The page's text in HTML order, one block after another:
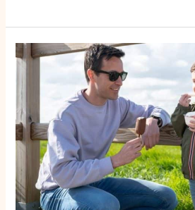
Ontdek
Roeselare
per
fiets
en
geniet
van
heerlijke
lokale
lekkernijen